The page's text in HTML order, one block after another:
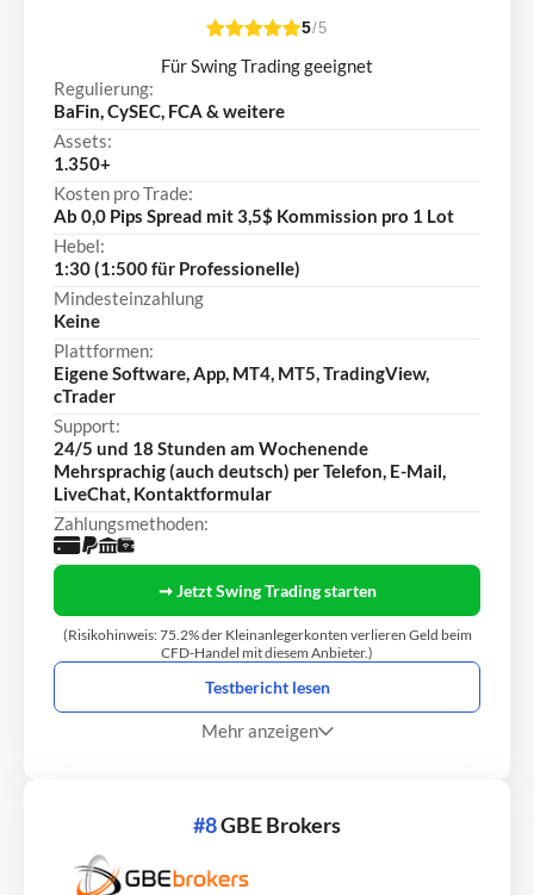
5/5
Für Swing Trading geeignet
Regulierung:
BaFin, CySEC, FCA & weitere
Assets:
1.350+
Kosten pro Trade:
Ab 0,0 Pips Spread mit 3,5$ Kommission pro 1 Lot
Hebel:
1:30 (1:500 für Professionelle)
Mindesteinzahlung
Keine
Plattformen:
Eigene Software, App, MT4, MT5, TradingView,
cTrader
Support:
24/5 und 18 Stunden am Wochenende
Mehrsprachig (auch deutsch) per Telefon, E-Mail,
LiveChat, Kontaktformular
Zahlungsmethoden:
➞ Jetzt Swing Trading starten
(Risikohinweis: 75.2% der Kleinanlegerkonten verlieren Geld beim
CFD-Handel mit diesem Anbieter.)
Testbericht lesen
Mehr anzeigen
#8GBE Brokers